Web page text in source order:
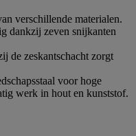
verschillende materialen.
dankzij zeven snijkanten
de zeskantschacht zorgt
voor hoge
werk in hout en kunststof.